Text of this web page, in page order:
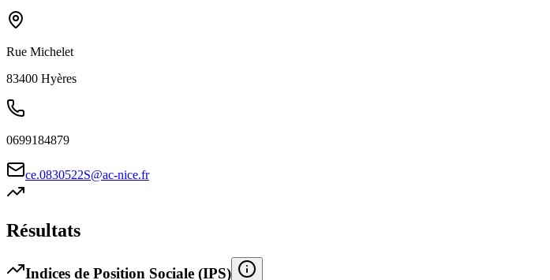
Rue Michelet
83400 Hyères
0699184879
ce.0830522S@ac-nice.fr
Résultats
Indices de Position Sociale (IPS)